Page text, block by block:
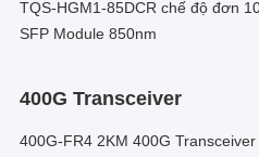
TQS-HGM1-85DCR chế độ đơn
SFP Module 850nm
400G Transceiver
400G-FR4 2KM 400G